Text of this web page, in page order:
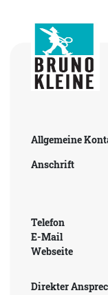
Allgemeine
Anschrift
Telefon
E-Mail
Webseite
Direkter